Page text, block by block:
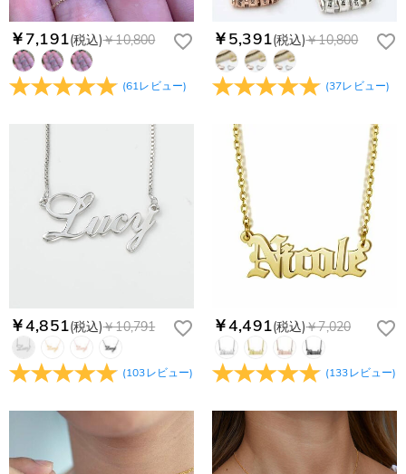
￥7,191(税込)￥10,800
(61レビュー)
￥5,391(税込)￥10,800
(37レビュー)
￥4,851(税込)￥10,791
(103レビュー)
￥4,491(税込)￥7,020
(133レビュー)